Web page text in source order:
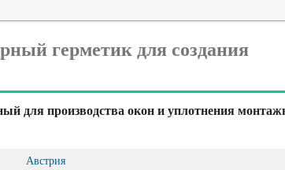
герметик для создания
для производства окон и уплотнения
Австрия